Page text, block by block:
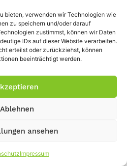
bieten, verwenden wir Technologien wie
zu speichern und/oder darauf
zustimmst, können wir Daten
IDs auf dieser Website verarbeiten.
erteilst oder zurückziehst, können
beeinträchtigt werden.
Ablehnen
ansehen
Impressum